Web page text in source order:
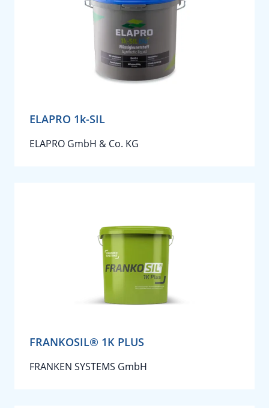
ELAPRO 1k-SIL
ELAPRO GmbH & Co. KG
FRANKOSIL® 1K PLUS
FRANKEN SYSTEMS GmbH